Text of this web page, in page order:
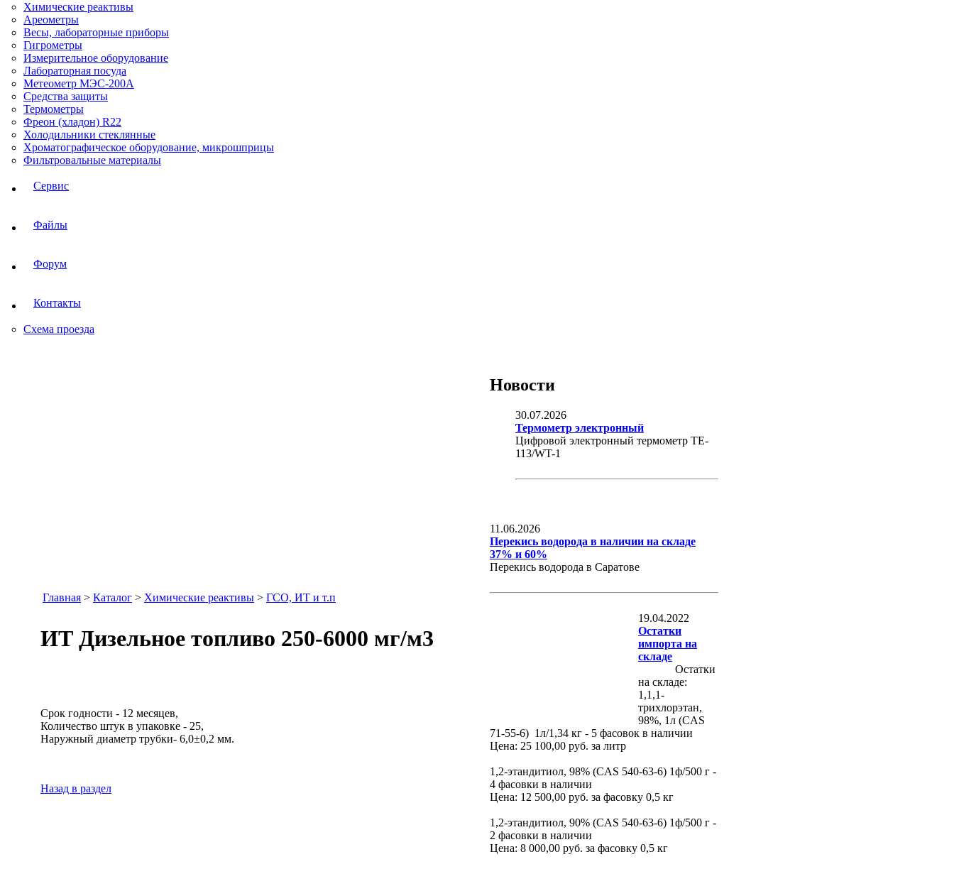
Химические реактивы
Ареометры
Весы, лабораторные приборы
Гигрометры
Измерительное оборудование
Лабораторная посуда
Метеометр МЭС-200А
Средства защиты
Термометры
Фреон (хладон) R22
Холодильники стеклянные
Хроматографическое оборудование, микрошприцы
Фильтровальные материалы
Сервис
Файлы
Форум
Контакты
Схема проезда
Главная > Каталог > Химические реактивы > ГСО, ИТ и т.п
ИТ Дизельное топливо 250-6000 мг/м3
Срок годности - 12 месяцев,
Количество штук в упаковке - 25,
Наружный диаметр трубки- 6,0±0,2 мм.
Назад в раздел
Новости
30.07.2026
Термометр электронный
Цифровой электронный термометр TE-
113/WT-1
11.06.2026
Перекись водорода в наличии на складе
37% и 60%
Перекись водорода в Саратове
19.04.2022
Остатки
импорта на
складе
Остатки
на складе:
1,1,1-
трихлорэтан,
98%, 1л (CAS
71-55-6) 1л/1,34 кг - 5 фасовок в наличии
Цена: 25 100,00 руб. за литр
1,2-этандитиол, 98% (CAS 540-63-6) 1ф/500 г -
4 фасовки в наличии
Цена: 12 500,00 руб. за фасовку 0,5 кг
1,2-этандитиол, 90% (CAS 540-63-6) 1ф/500 г -
2 фасовки в наличии
Цена: 8 000,00 руб. за фасовку 0,5 кг